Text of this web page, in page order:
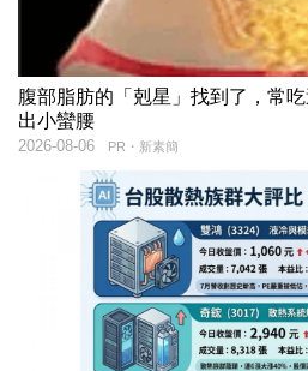
腹部脂肪的「剋星」找到了，常
出小蠻腰
PR・新素簡
2026-08-06